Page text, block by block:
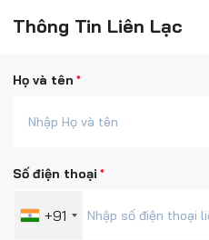
Thông Tin Liên Lạc
Họ và tên *
Số điện thoại *
+91